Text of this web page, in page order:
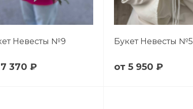
Невесты №9
7 370 ₽
Букет Невесты №5
5 950 ₽